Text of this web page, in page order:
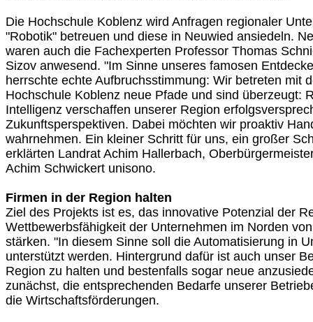
Die Hochschule Koblenz wird Anfragen regionaler
"Robotik" betreuen und diese in Neuwied ansiedeln.
waren auch die Fachexperten Professor Thomas
Sizov anwesend. "Im Sinne unseres famosen
herrschte echte Aufbruchsstimmung: Wir betreten mit
Hochschule Koblenz neue Pfade und sind überzeugt:
Intelligenz verschaffen unserer Region
Zukunftsperspektiven. Dabei möchten wir proaktiv
wahrnehmen. Ein kleiner Schritt für uns, ein großer
erklärten Landrat Achim Hallerbach,
Achim Schwickert unisono.
Firmen in der Region halten
Ziel des Projekts ist es, das innovative Potenzial der
Wettbewerbsfähigkeit der Unternehmen im Norden
stärken. "In diesem Sinne soll die Automatisierung in
unterstützt werden. Hintergrund dafür ist auch unser
Region zu halten und bestenfalls sogar neue
zunächst, die entsprechenden Bedarfe unserer
die Wirtschaftsförderungen.